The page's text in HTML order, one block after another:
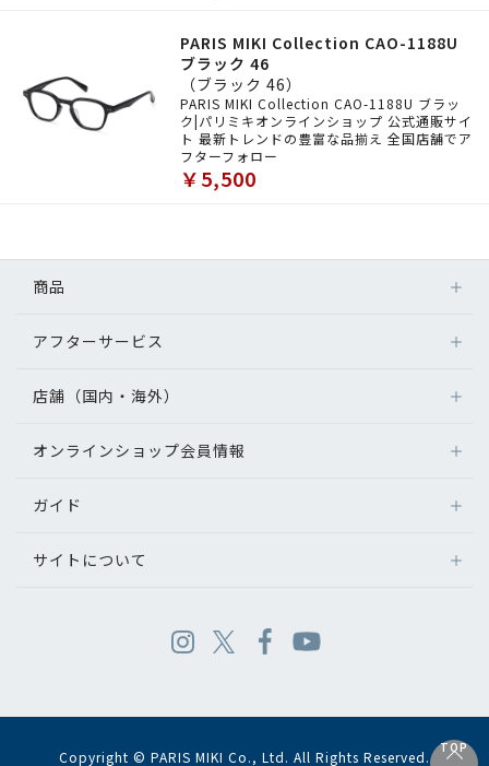
PARIS MIKI Collection CAO-1188U
ブラック 46
（ブラック 46）
PARIS MIKI Collection CAO-1188U ブラッ
ク|パリミキオンラインショップ 公式通販サイ
ト 最新トレンドの豊富な品揃え 全国店舗でア
フターフォロー
￥5,500
TOP
商品
アフターサービス
店舗（国内・海外）
オンラインショップ会員情報
ガイド
サイトについて
Copyright © PARIS MIKI Co., Ltd. All Rights Reserved.